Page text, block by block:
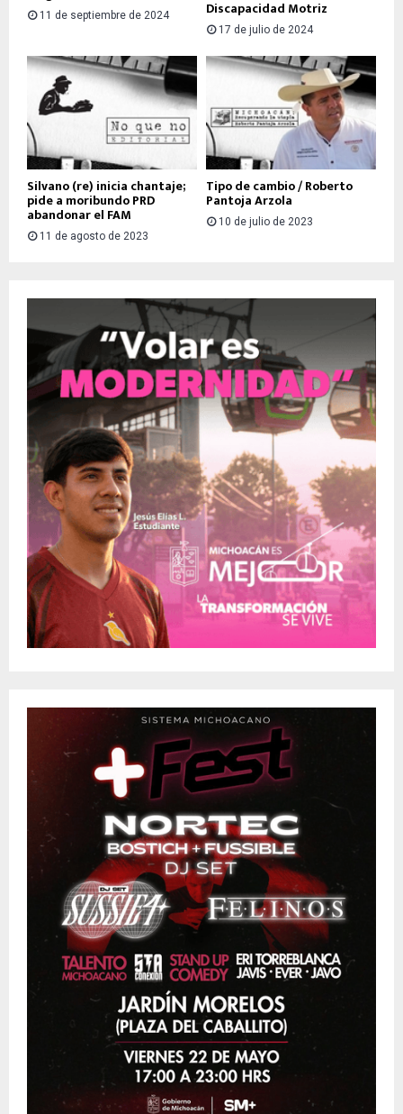
11 de septiembre de 2024 Discapacidad Motriz
17 de julio de 2024
Silvano (re) inicia chantaje;
pide a moribundo PRD
abandonar el FAM
11 de agosto de 2023
Tipo de cambio / Roberto
Pantoja Arzola
10 de julio de 2023